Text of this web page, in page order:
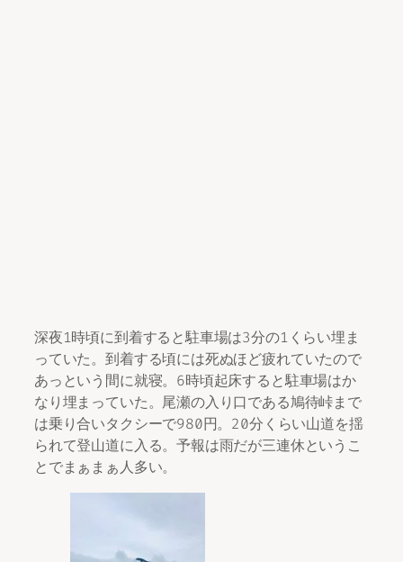
深夜1時頃に到着すると駐車場は3分の1くらい埋ま
っていた。到着する頃には死ぬほど疲れていたので
あっという間に就寝。6時頃起床すると駐車場はか
なり埋まっていた。尾瀬の入り口である鳩待峠まで
は乗り合いタクシーで980円。20分くらい山道を揺
られて登山道に入る。予報は雨だが三連休というこ
とでまぁまぁ人多い。